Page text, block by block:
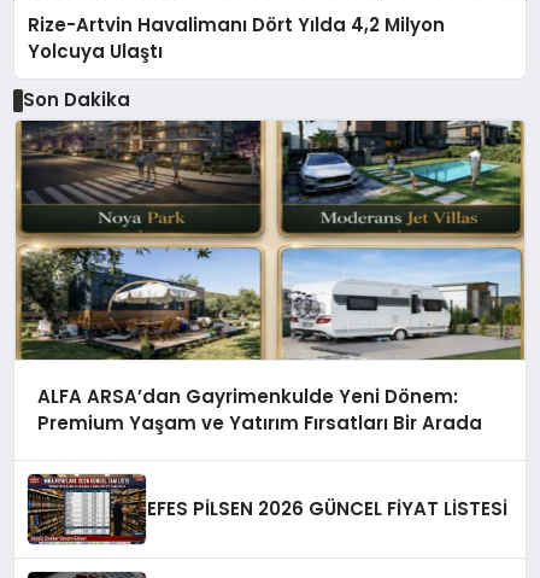
Rize-Artvin Havalimanı Dört Yılda 4,2 Milyon
Yolcuya Ulaştı
Son Dakika
ALFA ARSA’dan Gayrimenkulde Yeni Dönem:
Premium Yaşam ve Yatırım Fırsatları Bir Arada
EFES PİLSEN 2026 GÜNCEL FİYAT LİSTESİ